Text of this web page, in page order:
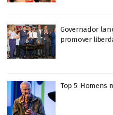
Governador
promover
Top 5: Homens